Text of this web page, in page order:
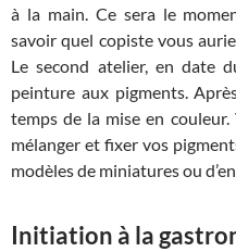
à la main. Ce sera le
savoir quel copiste vous
Le second atelier, en date
peinture aux pigments.
temps de la mise en
mélanger et fixer vos
modèles de miniatures ou
Initiation à la